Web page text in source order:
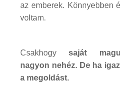
az emberek. Könnyebben
voltam.
Csakhogysaját
nagyon nehéz. De ha
a megoldást.